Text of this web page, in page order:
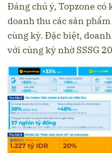
Đáng chú ý, Topzone có
doanh thu các sản
cùng kỳ. Đặc biệt,
với cùng kỳ nhờ SSSG